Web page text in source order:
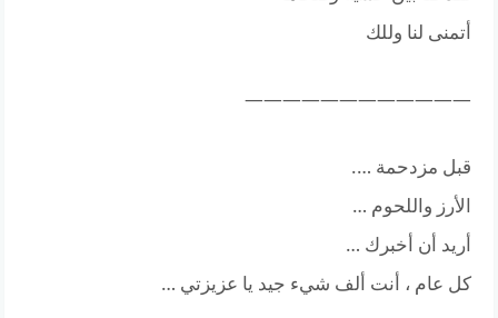
أتمنى لنا وللك
————————————
قبل مزدحمة ….
الأرز واللحوم …
أريد أن أخبرك …
كل عام ، أنت ألف شيء جيد يا عزيزتي …